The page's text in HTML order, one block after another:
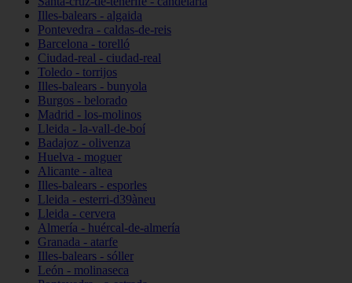
Illes-balears - algaida
Pontevedra - caldas-de-reis
Barcelona - torelló
Ciudad-real - ciudad-real
Toledo - torrijos
Illes-balears - bunyola
Burgos - belorado
Madrid - los-molinos
Lleida - la-vall-de-boí
Badajoz - olivenza
Huelva - moguer
Alicante - altea
Illes-balears - esporles
Lleida - esterri-d39àneu
Lleida - cervera
Almería - huércal-de-almería
Granada - atarfe
Illes-balears - sóller
León - molinaseca